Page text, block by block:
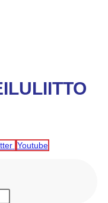
Youtube